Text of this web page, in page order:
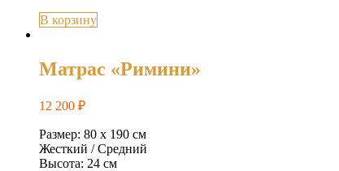
В корзину
Матрас «Римини»
12 200 ₽
Размер: 80 х 190 см
Жесткий / Средний
Высота: 24 см